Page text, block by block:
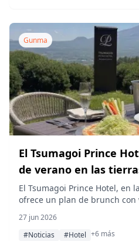
Gunma
El Tsumagoi Prince
de verano en las
espumoso
El Tsumagoi Prince Hotel, en
ofrece un plan de brunch con
julio al 18 de septiembre de
panorámica a 1.100 m de
programado eventos
27 jun 2026
#Noticias
#Hotel +6 más